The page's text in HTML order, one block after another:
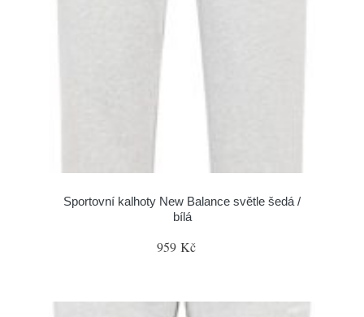
Sportovní kalhoty New Balance světle šedá /
bílá
959 Kč